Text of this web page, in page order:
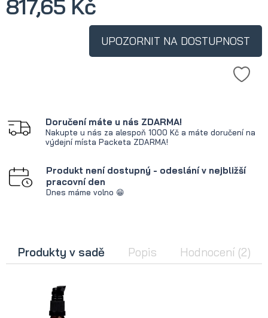
817,65 Kč
UPOZORNIT NA DOSTUPNOST
Doručení máte u nás ZDARMA!
Nakupte u nás za alespoň 1000 Kč a máte doručení na
výdejní místa Packeta ZDARMA!
Produkt není dostupný - odeslání v nejbližší
pracovní den
Dnes máme volno 😁
Produkty v sadě Popis Hodnocení (2)